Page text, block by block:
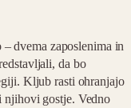
dvema zaposlenima in
da bo
Kljub rasti ohranjajo
njihovi gostje. Vedno